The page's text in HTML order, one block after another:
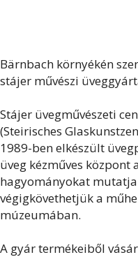
Bärnbach környékén
stájer művészi
Stájer üvegművészeti
(Steirisches
1989-ben elkészült
üveg kézműves központ
hagyományokat
végigkövethetjük a
múzeumában.
A gyár termékeiből